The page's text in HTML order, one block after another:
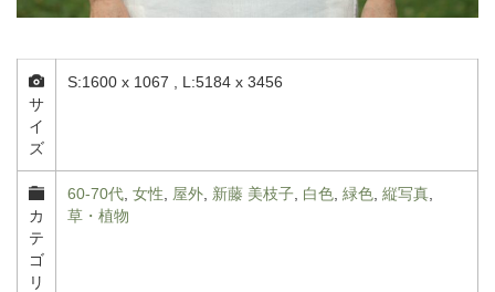
サ
イ
ズ
S:1600 x 1067 , L:5184 x 3456
カ
テ
ゴ
リ
60-70代 女性 屋外 新藤 美枝子 白色 緑色 縦写真
草・植物